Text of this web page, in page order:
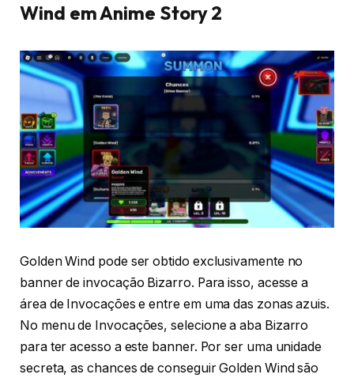
Wind em Anime Story 2
Golden Wind pode ser obtido exclusivamente no
banner de invocação Bizarro. Para isso, acesse a
área de Invocações e entre em uma das zonas azuis.
No menu de Invocações, selecione a aba Bizarro
para ter acesso a este banner. Por ser uma unidade
secreta, as chances de conseguir Golden Wind são